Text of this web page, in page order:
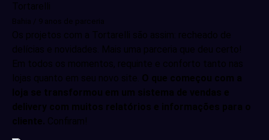
Tortarelli
Bahia / 9 anos de parceria
Os projetos com a Tortarelli são assim: recheado de
delícias e novidades. Mais uma parceria que deu certo!
Em todos os momentos, requinte e conforto tanto nas
lojas quanto em seu novo site. O que começou com a
loja se transformou em um sistema de vendas e
delivery com muitos relatórios e informações para o
cliente. Confiram!